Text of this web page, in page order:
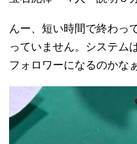
んー、短い時間で終わっ
っていません。システム
フォロワーになるのかなぁ